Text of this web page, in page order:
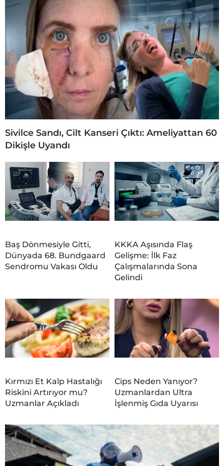
Sivilce Sandı, Cilt Kanseri Çıktı: Ameliyattan 60
Dikişle Uyandı
Baş Dönmesiyle Gitti,
Dünyada 68. Bundgaard
Sendromu Vakası Oldu
KKKA Aşısında Flaş
Gelişme: İlk Faz
Çalışmalarında Sona
Gelindi
Kırmızı Et Kalp Hastalığı
Riskini Artırıyor mu?
Uzmanlar Açıkladı
Cips Neden Yanıyor?
Uzmanlardan Ultra
İşlenmiş Gıda Uyarısı